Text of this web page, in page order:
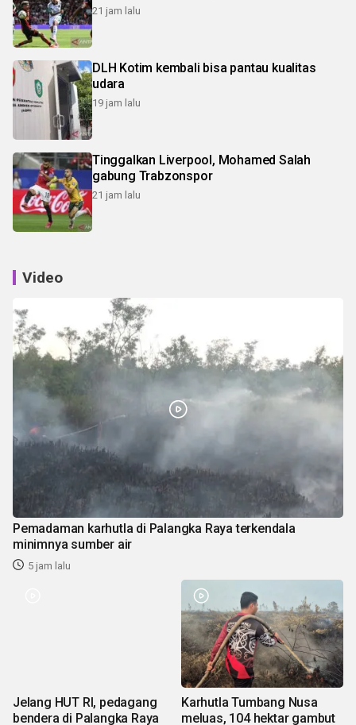
21 jam lalu
DLH Kotim kembali bisa pantau kualitas
udara
19 jam lalu
Tinggalkan Liverpool, Mohamed Salah
gabung Trabzonspor
21 jam lalu
Video
Pemadaman karhutla di Palangka Raya terkendala
minimnya sumber air
5 jam lalu
Jelang HUT RI, pedagang
bendera di Palangka Raya
Karhutla Tumbang Nusa
meluas, 104 hektar gambut